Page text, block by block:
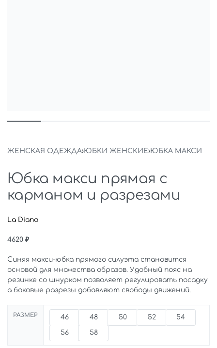
ЖЕНСКАЯ ОДЕЖДА›ЮБКИ ЖЕНСКИЕ›ЮБКА МАКСИ
Юбка макси прямая с
карманом и разрезами
La Diano
4620 ₽
Синяя макси-юбка прямого силуэта становится
основой для множества образов. Удобный пояс на
резинке со шнурком позволяет регулировать посадку
а боковые разрезы добавляют свободы движений.
РАЗМЕР 46 48 50 52 54
56 58